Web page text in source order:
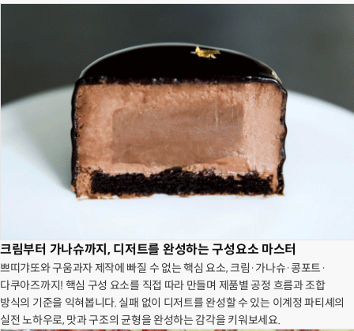
크림부터 가나슈까지, 디저트를 완성하는 구성요소 마스터
쁘띠갸또와 구움과자 제작에 빠질 수 없는 핵심 요소, 크림·가나슈·콩포트·
다쿠아즈까지! 핵심 구성 요소를 직접 따라 만들며 제품별 공정 흐름과 조합
방식의 기준을 익혀봅니다. 실패 없이 디저트를 완성할 수 있는 이계정 파티셰의
실전 노하우로, 맛과 구조의 균형을 완성하는 감각을 키워보세요.